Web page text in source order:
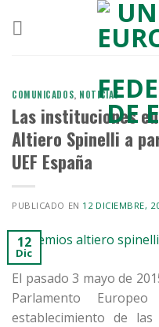
COMUNICADOS, NOTICIAS
Las instituciones
Altiero Spinelli a
UEF España
PUBLICADO EN 12 DICIEMBRE,
12
Dic
El pasado 3 mayo de
Parlamento
establecimiento de las